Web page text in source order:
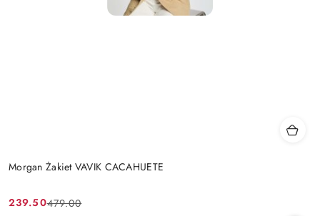
Morgan Żakiet VAVIK CACAHUETE
Cena
239.50
Cena
479.00